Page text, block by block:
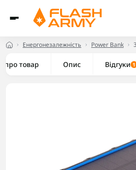
Енергонезалежність Power Bank
про товар Опис Відгуки 1